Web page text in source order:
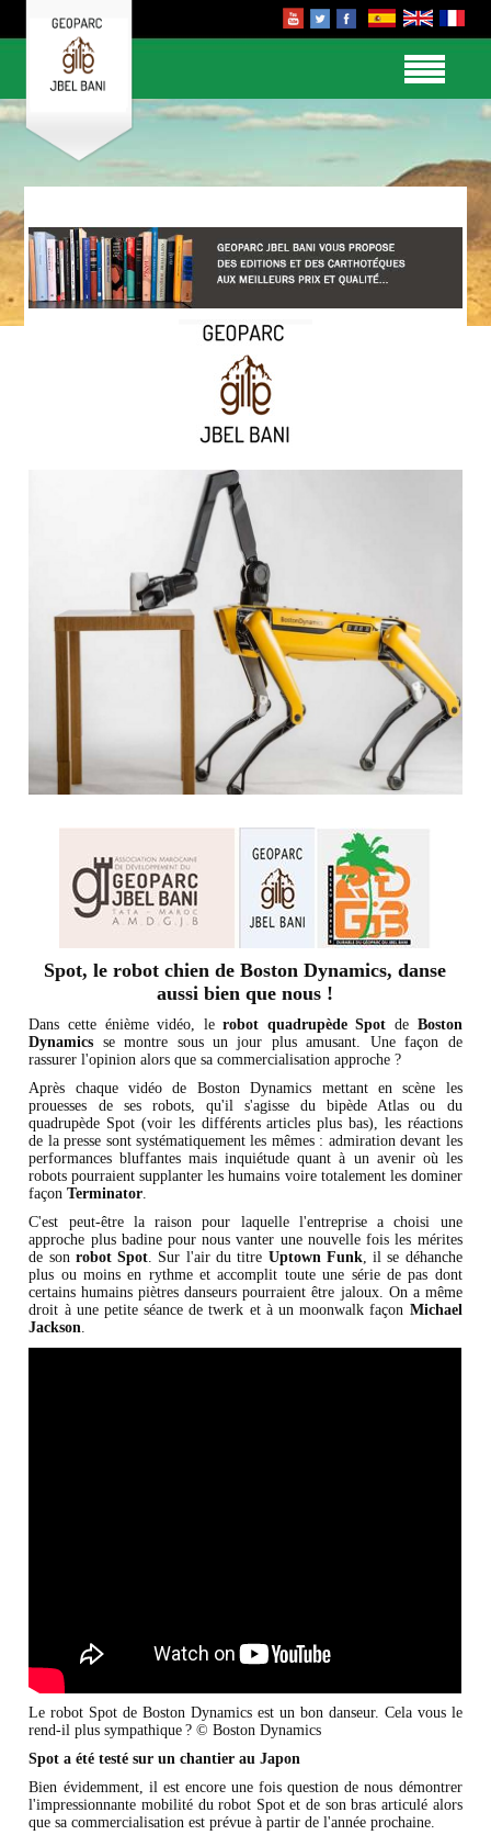
Spot, le robot chien de Boston Dynamics, danse
aussi bien que nous !
Dans cette énième vidéo, lerobot quadrupède Spot deBoston
Dynamics se montre sous un jour plus amusant. Une façon de
rassurer l'opinion alors que sa commercialisation approche ?
Après chaque vidéo de Boston Dynamics mettant en scène les
prouesses de ses robots, qu'il s'agisse du bipède Atlas ou du
quadrupède Spot (voir les différents articles plus bas), les réactions
de la presse sont systématiquement les mêmes : admiration devant les
performances bluffantes mais inquiétude quant à un avenir où les
robots pourraient supplanter les humains voire totalement les dominer
façonTerminator.
C'est peut-être la raison pour laquelle l'entreprise a choisi une
approche plus badine pour nous vanter une nouvelle fois les mérites
de son robot Spot. Sur l'air du titre Uptown Funk, il se déhanche
plus ou moins en rythme et accomplit toute une série de pas dont
certains humains piètres danseurs pourraient être jaloux. On a même
droit à une petite séance de twerk et à un moonwalk façon Michael
Jackson.
Le robot Spot de Boston Dynamics est un bon danseur. Cela vous le
rend-il plus sympathique ? © Boston Dynamics
Spot a été testé sur un chantier au Japon
Bien évidemment, il est encore une fois question de nous démontrer
l'impressionnante mobilité du robot Spot et de son bras articulé alors
que sa commercialisation est prévue à partir de l'année prochaine.